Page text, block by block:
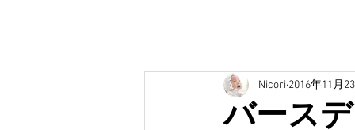
バース
Nicori 2016年11月